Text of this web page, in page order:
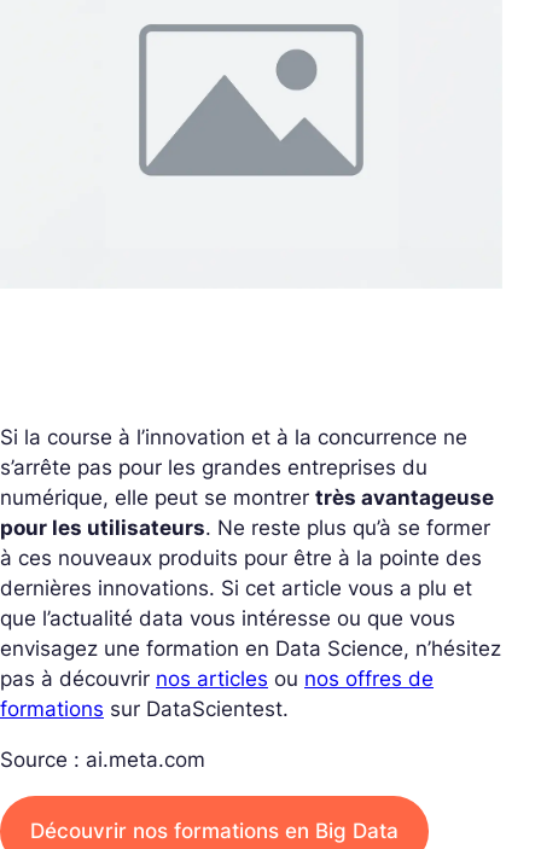
Si la course à l’innovation et à la concurrence ne
s’arrête pas pour les grandes entreprises du
numérique, elle peut se montrer très avantageuse
pour les utilisateurs. Ne reste plus qu’à se former
à ces nouveaux produits pour être à la pointe des
dernières innovations. Si cet article vous a plu et
que l’actualité data vous intéresse ou que vous
envisagez une formation en Data Science, n’hésitez
pas à découvrir nos articles ou nos offres de
formations sur DataScientest.
Source : ai.meta.com
Découvrir nos formations en Big Data